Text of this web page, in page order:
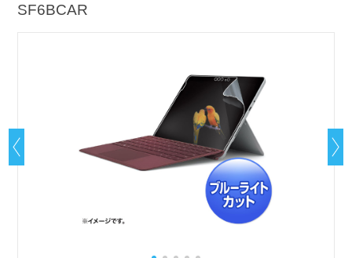
SF6BCAR